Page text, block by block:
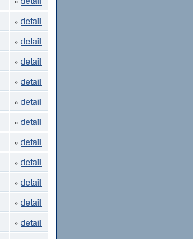
» detail
» detail
» detail
» detail
» detail
» detail
» detail
» detail
» detail
» detail
» detail